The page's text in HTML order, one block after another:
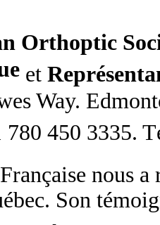
Orthoptic
et
Way.
450 3335.
nous
Son